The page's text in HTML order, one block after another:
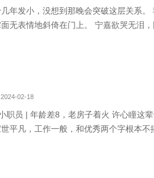
年发小，没想到那晚会突破这层关系
无表情地斜倚在门上。 宁嘉欲哭无泪
02-18
职员 | 年龄差8，老房子着火 许心瞳这
平凡，工作一般，和优秀两个字根本